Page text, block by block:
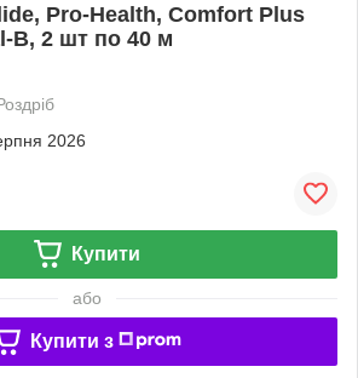
Pro-Health, Comfort Plus
B, 2 шт по 40 м
2026
Купити
або
Купити з